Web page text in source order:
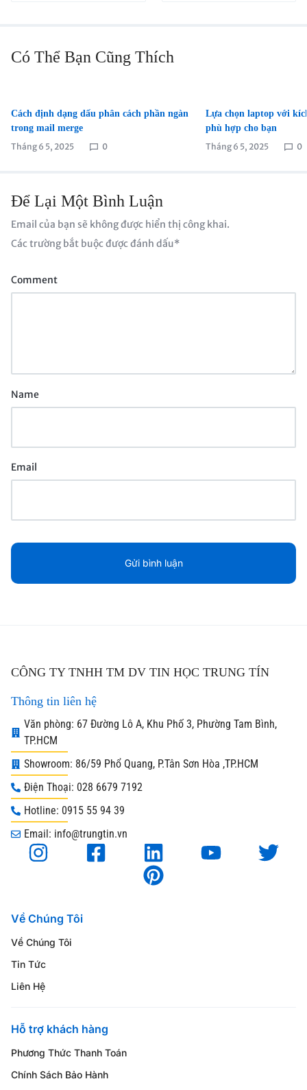
Có Thể Bạn Cũng Thích
Cách định dạng dấu phân cách phần ngàn
trong mail merge
Tháng 6 5, 2025
0
Lựa chọn laptop với
phù hợp cho bạn
Tháng 6 5, 2025
0
Để Lại Một Bình Luận
Email của bạn sẽ không được hiển thị công khai.
Các trường bắt buộc được đánh dấu*
Comment
Name
Email
CÔNG TY TNHH TM DV TIN HỌC TRUNG TÍN
Thông tin liên hệ
Văn phòng: 67 Đường Lô A, Khu Phố 3, Phường Tam Bình,
TP.HCM
Showroom: 86/59 Phổ Quang, P.Tân Sơn Hòa ,TP.HCM
Điện Thoại: 028 6679 7192
Hotline: 0915 55 94 39
Email: info@trungtin.vn
Về Chúng Tôi
Về Chúng Tôi
Tin Tức
Liên Hệ
Hỗ trợ khách hàng
Phương Thức Thanh Toán
Chính Sách Bảo Hành